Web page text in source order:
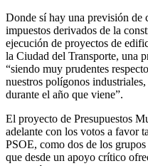
Donde sí hay una previsión de
impuestos derivados de la
ejecución de proyectos de
la Ciudad del Transporte, una
“siendo muy prudentes
nuestros polígonos
durante el año que viene”.
El proyecto de Presupuestos
adelante con los votos a favor
PSOE, como dos de los
que desde un apoyo crítico